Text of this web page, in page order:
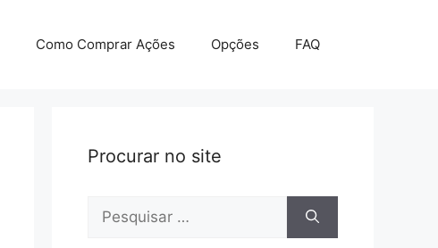
Como Comprar Ações Opções FAQ
Procurar no site
Pesquisar